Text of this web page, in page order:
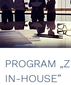
PROGRAM
IN-HOUSE”